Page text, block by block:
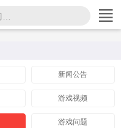
新闻公告
游戏视频
游戏问题